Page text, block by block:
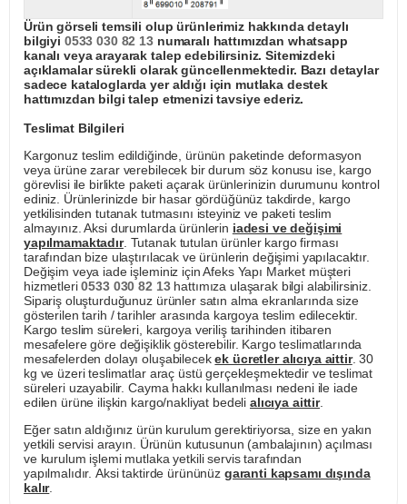
Ürün görseli temsili olup ürünlerimiz hakkında detaylı
bilgiyi 0533 030 82 13numaralı hattımızdan whatsapp
kanalı veya arayarak talep edebilirsiniz. Sitemizdeki
açıklamalar sürekli olarak güncellenmektedir. Bazı detaylar
sadece kataloglarda yer aldığı için mutlaka destek
hattımızdan bilgi talep etmenizi tavsiye ederiz.
Teslimat Bilgileri
Kargonuz teslim edildiğinde, ürünün paketinde deformasyon
veya ürüne zarar verebilecek bir durum söz konusu ise, kargo
görevlisi ile birlikte paketi açarak ürünlerinizin durumunu kontrol
ediniz. Ürünlerinizde bir hasar gördüğünüz takdirde, kargo
yetkilisinden tutanak tutmasını isteyiniz ve paketi teslim
almayınız. Aksi durumlarda ürünlerin iadesi ve değişimi
yapılmamaktadır. Tutanak tutulan ürünler kargo firması
tarafından bize ulaştırılacak ve ürünlerin değişimi yapılacaktır.
Değişim veya iade işleminiz için Afeks Yapı Market müşteri
hizmetleri0533 030 82 13hattımıza ulaşarak bilgi alabilirsiniz.
Sipariş oluşturduğunuz ürünler satın alma ekranlarında size
gösterilen tarih / tarihler arasında kargoya teslim edilecektir.
Kargo teslim süreleri, kargoya veriliş tarihinden itibaren
mesafelere göre değişiklik gösterebilir. Kargo teslimatlarında
mesafelerden dolayı oluşabilecekek ücretler alıcıya aittir. 30
kg ve üzeri teslimatlar araç üstü gerçekleşmektedir ve teslimat
süreleri uzayabilir. Cayma hakkı kullanılması nedeni ile iade
edilen ürüne ilişkin kargo/nakliyat bedeli alıcıya aittir.
Eğer satın aldığınız ürün kurulum gerektiriyorsa, size en yakın
yetkili servisi arayın. Ürünün kutusunun (ambalajının) açılması
ve kurulum işlemi mutlaka yetkili servis tarafından
yapılmalıdır. Aksi taktirde ürününüz garanti kapsamı dışında
kalır.